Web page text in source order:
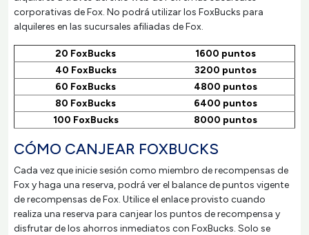
corporativas de Fox. No podrá utilizar los FoxBucks para
alquileres en las sucursales afiliadas de Fox.
20 FoxBucks
1600 puntos
40 FoxBucks
3200 puntos
60 FoxBucks
4800 puntos
80 FoxBucks
6400 puntos
100 FoxBucks
8000 puntos
CÓMO CANJEAR FOXBUCKS
Cada vez que inicie sesión como miembro de recompensas de
Fox y haga una reserva, podrá ver el balance de puntos vigente
de recompensas de Fox. Utilice el enlace provisto cuando
realiza una reserva para canjear los puntos de recompensa y
disfrutar de los ahorros inmediatos con FoxBucks. Solo se